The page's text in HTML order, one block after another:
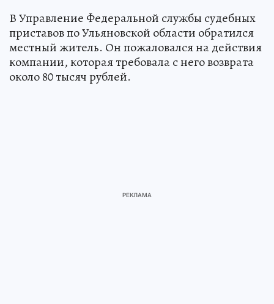
В Управление Федеральной службы судебных
приставов по Ульяновской области обратился
местный житель. Он пожаловался на действия
компании, которая требовала с него возврата
около 80 тысяч рублей.